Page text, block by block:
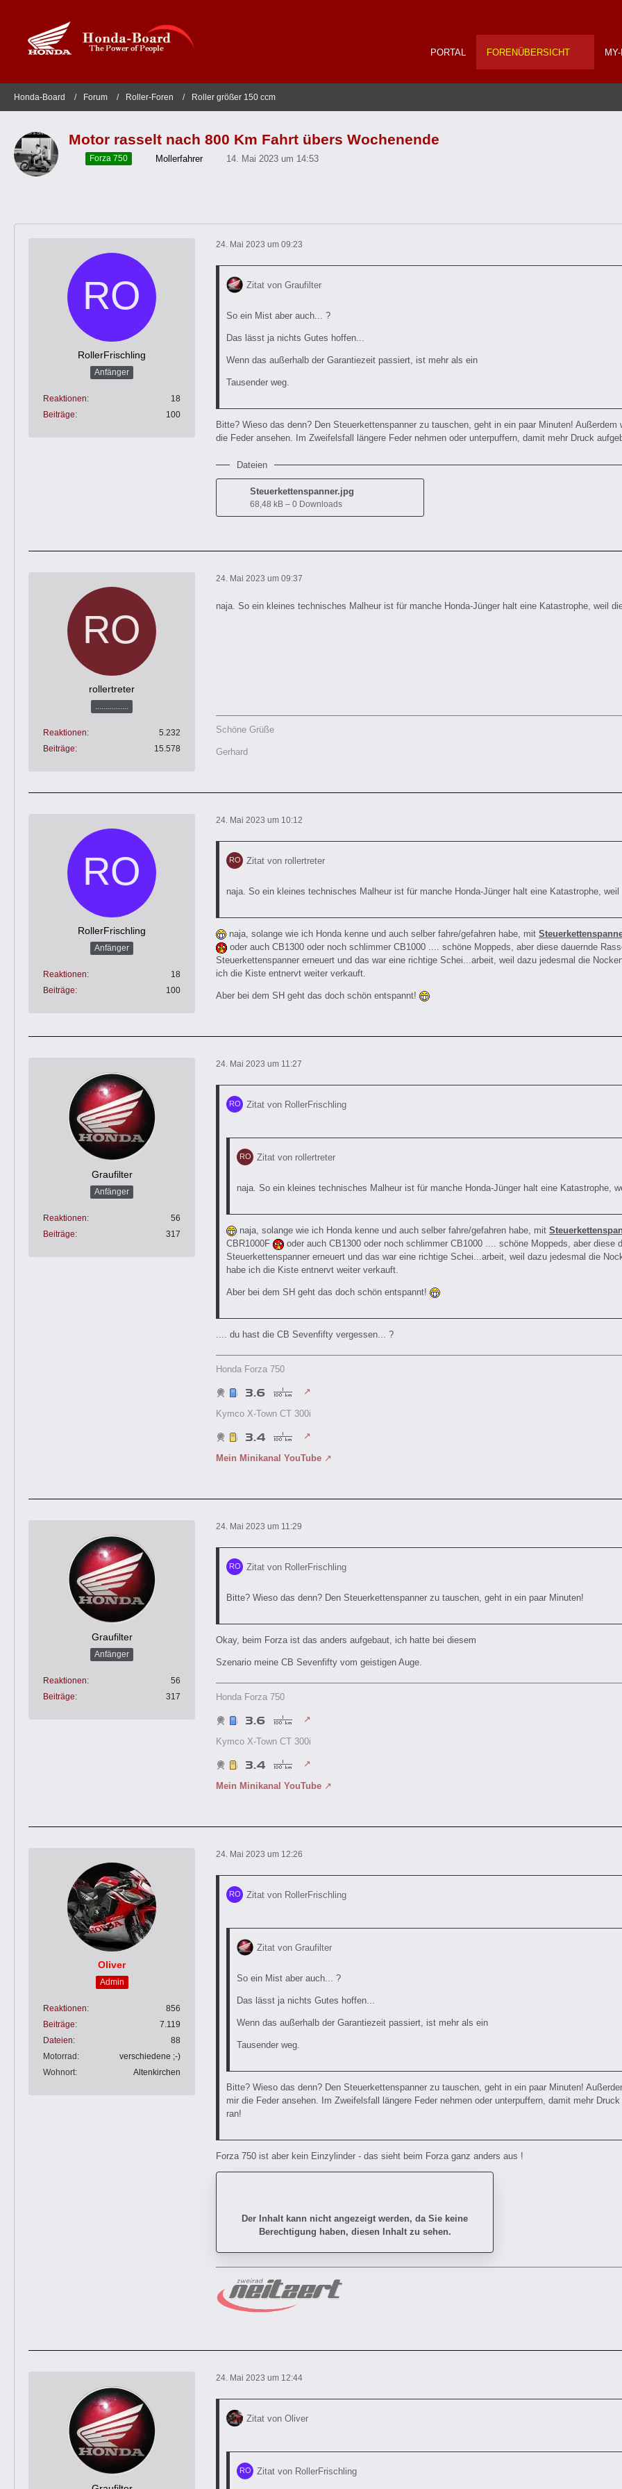
PORTAL FORENÜBERSICHT
Honda-Board Forum Roller-Foren Roller größer 150 ccm
Motor rasselt nach 800 Km Fahrt übers Wochenende
Forza 750 Mollerfahrer 14. Mai 2023 um 14:53
RollerFrischling
Anfänger
Reaktionen
18
Beiträge
100
24. Mai 2023 um 09:23
Zitat von Graufilter
So ein Mist aber auch... ?
Das lässt ja nichts Gutes hoffen...
Wenn das außerhalb der Garantiezeit passiert, ist mehr als ein
Tausender weg.
Bitte? Wieso das denn? Den Steuerkettenspanner zu tauschen, geht in ein paar Minuten!
die Feder ansehen. Im Zweifelsfall längere Feder nehmen oder unterpuffern, damit mehr Druck
Dateien
Steuerkettenspanner.jpg
68,48 kB – 0 Downloads
rollertreter
................
Reaktionen
5.232
Beiträge
15.578
24. Mai 2023 um 09:37
naja. So ein kleines technisches Malheur ist für manche Honda-Jünger halt eine Katastrophe, weil
Schöne Grüße
Gerhard
RollerFrischling
Anfänger
Reaktionen
18
Beiträge
100
24. Mai 2023 um 10:12
Zitat von rollertreter
naja. So ein kleines technisches Malheur ist für manche Honda-Jünger halt eine Katastrophe,
naja, solange wie ich Honda kenne und auch selber fahre/gefahren habe, mit
oder auch CB1300 oder noch schlimmer CB1000 .... schöne Moppeds, aber diese dauernde
Steuerkettenspanner erneuert und das war eine richtige Schei...arbeit, weil dazu jedesmal die
ich die Kiste entnervt weiter verkauft.
Aber bei dem SH geht das doch schön entspannt!
Graufilter
Anfänger
Reaktionen
56
Beiträge
317
24. Mai 2023 um 11:27
Zitat von RollerFrischling
Zitat von rollertreter
naja. So ein kleines technisches Malheur ist für manche Honda-Jünger halt eine Katastrophe,
naja, solange wie ich Honda kenne und auch selber fahre/gefahren habe, mit
CBR1000F
oder auch CB1300 oder noch schlimmer CB1000 .... schöne Moppeds, aber diese
Steuerkettenspanner erneuert und das war eine richtige Schei...arbeit, weil dazu jedesmal die
habe ich die Kiste entnervt weiter verkauft.
Aber bei dem SH geht das doch schön entspannt!
.... du hast die CB Sevenfifty vergessen... ?
Honda Forza 750
Kymco X-Town CT 300i
Mein Minikanal YouTube
Graufilter
Anfänger
Reaktionen
56
Beiträge
317
24. Mai 2023 um 11:29
Zitat von RollerFrischling
Bitte? Wieso das denn? Den Steuerkettenspanner zu tauschen, geht in ein paar Minuten!
Okay, beim Forza ist das anders aufgebaut, ich hatte bei diesem
Szenario meine CB Sevenfifty vom geistigen Auge.
Honda Forza 750
Kymco X-Town CT 300i
Mein Minikanal YouTube
Oliver
Admin
Reaktionen
856
Beiträge
7.119
Dateien
88
Motorrad
verschiedene ;-)
Wohnort
Altenkirchen
24. Mai 2023 um 12:26
Zitat von RollerFrischling
Zitat von Graufilter
So ein Mist aber auch... ?
Das lässt ja nichts Gutes hoffen...
Wenn das außerhalb der Garantiezeit passiert, ist mehr als ein
Tausender weg.
Bitte? Wieso das denn? Den Steuerkettenspanner zu tauschen, geht in ein paar Minuten!
mir die Feder ansehen. Im Zweifelsfall längere Feder nehmen oder unterpuffern, damit mehr
ran!
Forza 750 ist aber kein Einzylinder - das sieht beim Forza ganz anders aus !
Der Inhalt kann nicht angezeigt werden, da Sie keine
Berechtigung haben, diesen Inhalt zu sehen.
24. Mai 2023 um 12:44
Zitat von Oliver
Zitat von RollerFrischling